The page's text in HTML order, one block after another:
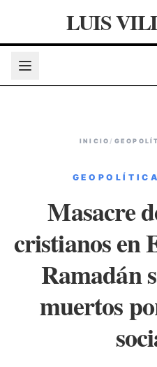
LUIS
INICIO /
Masacre
cristianos en
Ramadán
muertos